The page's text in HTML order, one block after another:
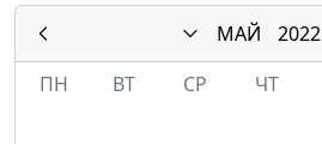
МАЙ
2022
ПН
ВТ СР ЧТ